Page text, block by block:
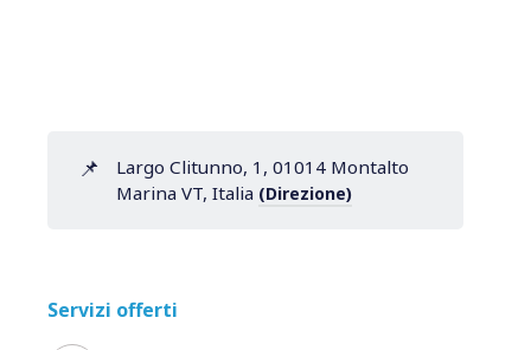
📌
Largo Clitunno, 1, 01014 Montalto
Marina VT, Italia (Direzione)
Servizi offerti